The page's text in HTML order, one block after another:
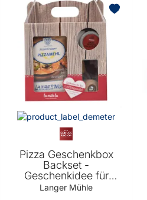
Pizza Geschenkbox
Backset -
Geschenkidee für
Pizza Liebhaber
Langer Mühle